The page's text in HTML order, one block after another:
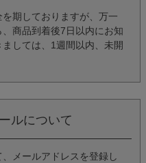
期しておりますが、万一
商品到着後7日以内にお知
しては、1週間以内、未開
ルについて
メールアドレスを登録し